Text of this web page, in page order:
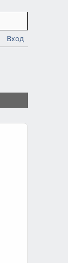
Вход